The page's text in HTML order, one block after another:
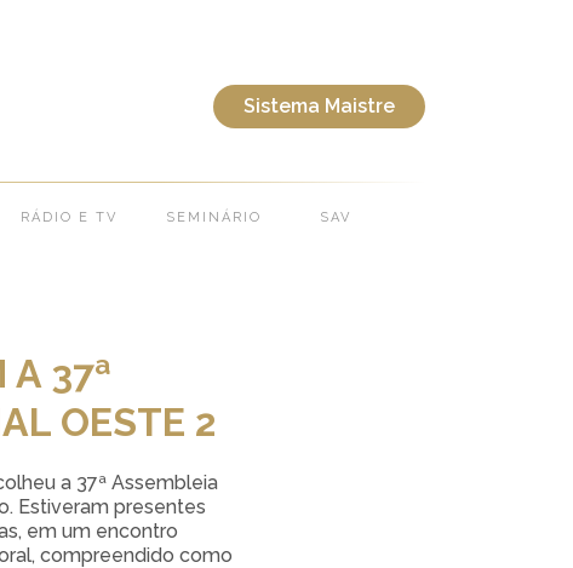
Sistema Maistre
RÁDIO E TV SEMINÁRIO SAV
DO REGIONAL OESTE 2
A 37ª
OESTE 2
a 37ª Assembleia
Estiveram presentes
em um encontro
compreendido como